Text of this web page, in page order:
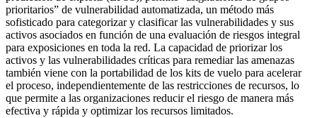
prioritarios” de vulnerabilidad automatizada, un método más
sofisticado para categorizar y clasificar las vulnerabilidades y sus
activos asociados en función de una evaluación de riesgos integral
para exposiciones en toda la red. La capacidad de priorizar los
activos y las vulnerabilidades críticas para remediar las amenazas
también viene con la portabilidad de los kits de vuelo para acelerar
el proceso, independientemente de las restricciones de recursos, lo
que permite a las organizaciones reducir el riesgo de manera más
efectiva y rápida y optimizar los recursos limitados.